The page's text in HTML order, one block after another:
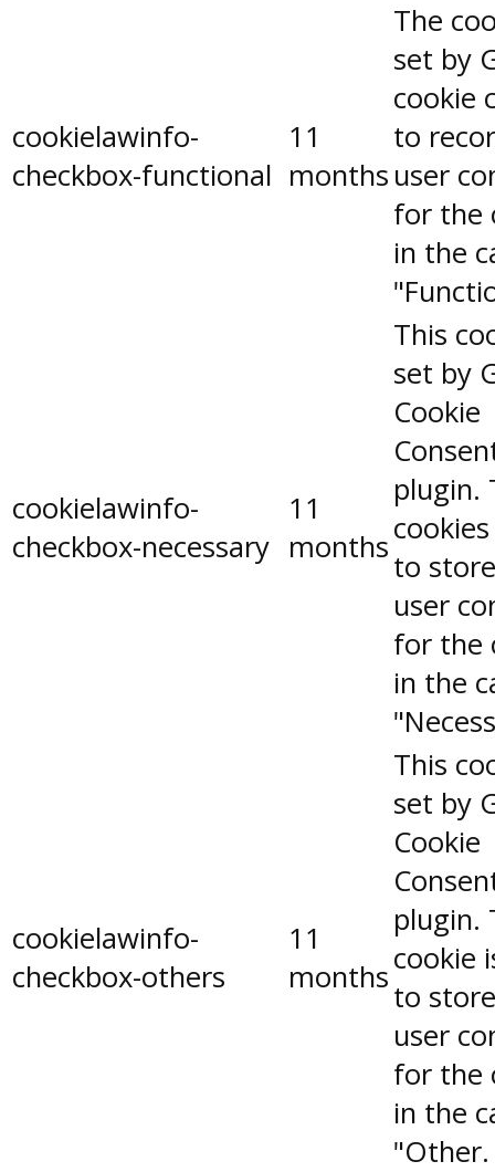
cookielawinfo-
checkbox-functional
11
months
The
set by
cookie
to
user
for the
in the
cookielawinfo-
checkbox-necessary
11
months
This
set by
Cookie
plugin.
to
user
for the
in the
cookielawinfo-
checkbox-others
11
months
This
set by
Cookie
plugin.
cookie
to
user
for the
in the
"Other.